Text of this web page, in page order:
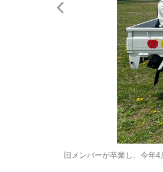
旧メンバーが卒業し、今年